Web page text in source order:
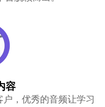
容
，优秀的音频让学习